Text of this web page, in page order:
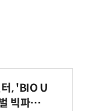
, 'BIO U
빅파마